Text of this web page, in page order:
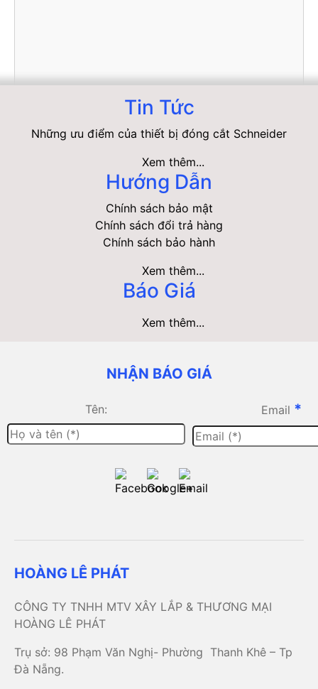
Tin Tức
Những ưu điểm của thiết bị đóng cắt Schneider
Xem thêm...
Hướng Dẫn
Chính sách bảo mật
Chính sách đổi trả hàng
Chính sách bảo hành
Xem thêm...
Báo Giá
Xem thêm...
NHẬN BÁO GIÁ
Tên: Email *
HOÀNG LÊ PHÁT
CÔNG TY TNHH MTV XÂY LẮP & THƯƠNG MẠI
HOÀNG LÊ PHÁT
Trụ sở: 98 Phạm Văn Nghị- Phường Thanh Khê – Tp
Đà Nẵng.